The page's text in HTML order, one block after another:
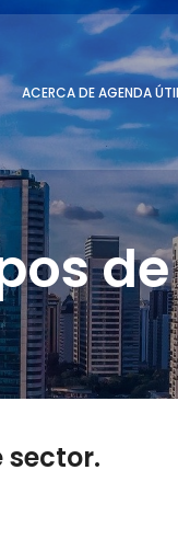
ACERCA DE AGENDA
sector.